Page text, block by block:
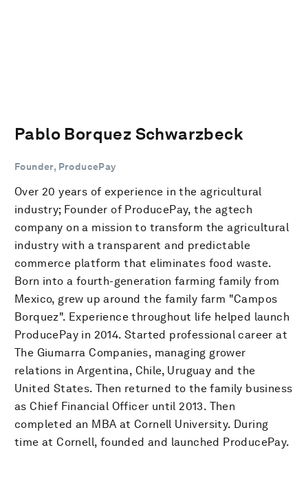
Pablo Borquez Schwarzbeck
Founder, ProducePay
Over 20 years of experience in the agricultural
industry; Founder of ProducePay, the agtech
company on a mission to transform the agricultural
industry with a transparent and predictable
commerce platform that eliminates food waste.
Born into a fourth-generation farming family from
Mexico, grew up around the family farm "Campos
Borquez". Experience throughout life helped launch
ProducePay in 2014. Started professional career at
The Giumarra Companies, managing grower
relations in Argentina, Chile, Uruguay and the
United States. Then returned to the family business
as Chief Financial Officer until 2013. Then
completed an MBA at Cornell University. During
time at Cornell, founded and launched ProducePay.